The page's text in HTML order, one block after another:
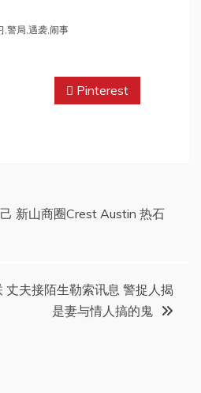
警局 遇袭 闹事
Pinterest
新山商圈Crest Austin 热石
丈夫接陌生勒索讯息 警捉人揭
是妻与情人搞的鬼